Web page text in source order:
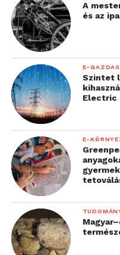
A
és az
E-
Szintet
Electric
E-